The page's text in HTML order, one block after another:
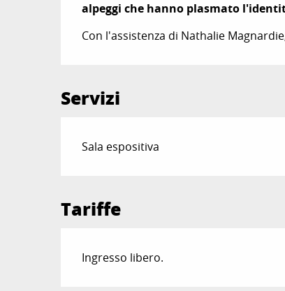
alpeggi che hanno plasmato
Con l'assistenza di Nathalie
Servizi
Sala espositiva
Tariffe
Ingresso libero.